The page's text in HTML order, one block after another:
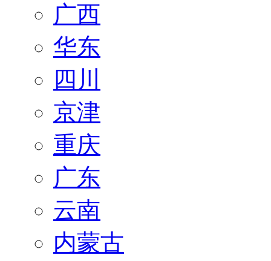
广西
华东
四川
京津
重庆
广东
云南
内蒙古